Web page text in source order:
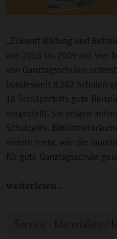
„Zukunft Bildung und
von 2003 bis 2009 mit vier
von Ganztagsschulen
bundesweit 8.262 Schulen
16 Schulporträts gute
vorgestellt. Sie zeigen
Schulcafés,
vielem mehr, wie die
für gute Ganztagsschule
weiterlesen